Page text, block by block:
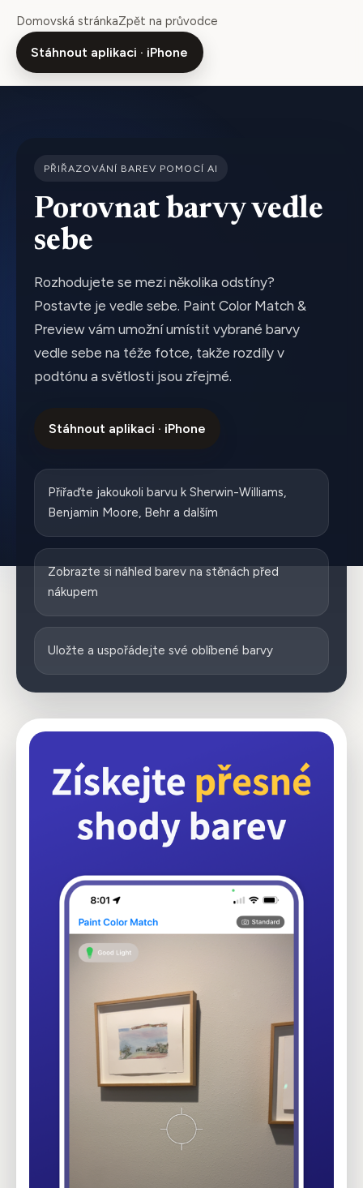
Domovská stránkaZpět na průvodce
Stáhnout aplikaci · iPhone
PŘIŘAZOVÁNÍ BAREV POMOCÍ AI
Porovnat barvy vedle
sebe
Rozhodujete se mezi několika odstíny?
Postavte je vedle sebe. Paint Color Match &
Preview vám umožní umístit vybrané barvy
vedle sebe na téže fotce, takže rozdíly v
podtónu a světlosti jsou zřejmé.
Stáhnout aplikaci · iPhone
Přiřaďte jakoukoli barvu k Sherwin-Williams,
Benjamin Moore, Behr a dalším
Zobrazte si náhled barev na stěnách před
nákupem
Uložte a uspořádejte své oblíbené barvy